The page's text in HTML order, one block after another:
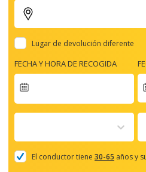
Lugar de devolución diferente
FECHA Y HORA DE RECOGIDA
forward
with
the
El conductor tiene 30-65 años y